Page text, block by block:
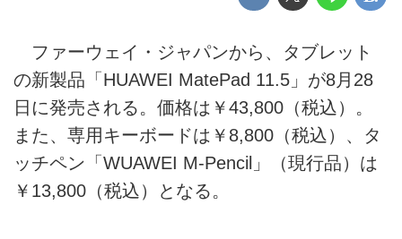
ファーウェイ・ジャパンから、タブレット
の新製品「HUAWEI MatePad 11.5」が8月28
日に発売される。価格は￥43,800（税込）。
また、専用キーボードは￥8,800（税込）、タ
ッチペン「WUAWEI M-Pencil」（現行品）は
￥13,800（税込）となる。